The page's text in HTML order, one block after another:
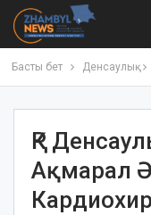
Басты бет Денсаулық
ҚР
Ақмарал